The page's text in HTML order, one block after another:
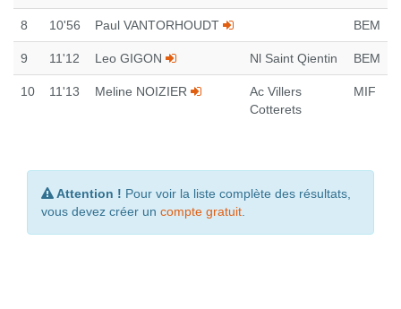
8 10'56 Paul VANTORHOUDT BEM
9 11'12 Leo GIGON Nl Saint Qientin BEM
10 11'13 Meline NOIZIER
Ac Villers
Cotterets
MIF
Attention ! Pour voir la liste complète des résultats,
vous devez créer un compte gratuit